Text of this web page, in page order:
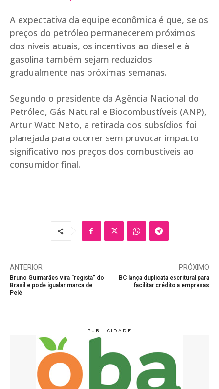
A expectativa da equipe econômica é que, se os
preços do petróleo permanecerem próximos
dos níveis atuais, os incentivos ao diesel e à
gasolina também sejam reduzidos
gradualmente nas próximas semanas.
Segundo o presidente da Agência Nacional do
Petróleo, Gás Natural e Biocombustíveis (ANP),
Artur Watt Neto, a retirada dos subsídios foi
planejada para ocorrer sem provocar impacto
significativo nos preços dos combustíveis ao
consumidor final.
ANTERIOR
Bruno Guimarães vira “regista” do
Brasil e pode igualar marca de
Pelé
PRÓXIMO
BC lança duplicata escritural para
facilitar crédito a empresas